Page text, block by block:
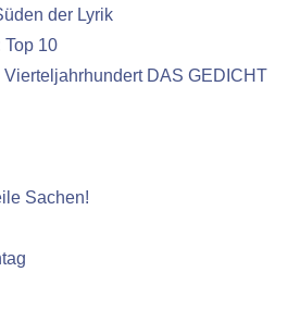
der Lyrik
Top 10
DAS GEDICHT
Sachen!